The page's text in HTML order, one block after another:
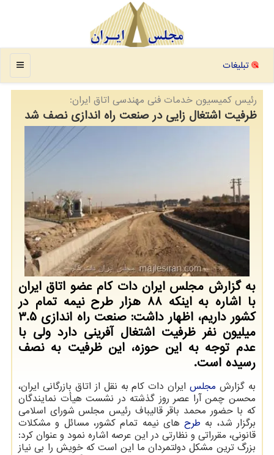
منو تبلیغات
رئیس كمیسیون خدمات فنی مهندسی اتاق ایران:
ظرفیت اشتغال زایی در صنعت راه اندازی نصف شد
به گزارش مجلس ایران دات کام عضو اتاق ایران
با اشاره به اینکه ۸۸ هزار طرح نیمه تمام در
کشور داریم، اظهار داشت: صنعت راه اندازی ۳.۵
میلیون نفر ظرفیت اشتغال آفرینی دارد ولی با
عدم توجه به این حوزه، این ظرفیت به نصف
رسیده است.
به گزارش مجلسایران دات کام به نقل از اتاق بازرگانی ایران،
محسن چمن آرا عصر روز گذشته در نشست هیأت نمایندگان
که با حضور محمد باقر قالیباف رئیس مجلس شورای اسلامی
برگزار شد، به طرحهای نیمه تمام کشور، مسائل و مشکلات
قانونی، مقرراتی و نظارتی در این عرصه اشاره نمود و عنوان کرد:
بزرگ ترین مشکل دولتمردان ما این است که خویش را بی نیاز